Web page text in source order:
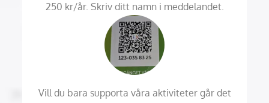
250 kr/år. Skriv ditt namn i meddelandet.
Vill du bara supporta våra aktiviteter går det